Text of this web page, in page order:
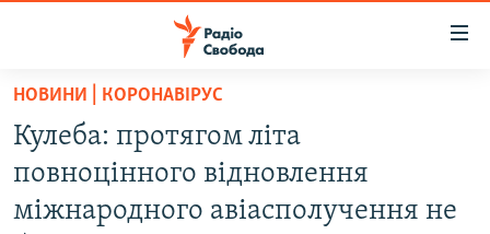
Перейти
основного
матеріалу
Перейти
до
РАДІО СВОБОДА – 70 РОКІВ
ВСЕ ЗА ДОБУ
СТАТТІ
НОВИНИ | КОРОНАВІРУС
Кулеба: протягом літа
повноцінного відновлення
міжнародного авіасполучення не